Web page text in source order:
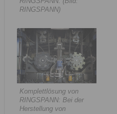
RINGSPANN)
Komplettlösung von
RINGSPANN: Bei der
Herstellung von